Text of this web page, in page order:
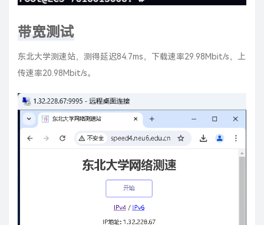
带宽测试
东北大学测速站，测得延迟84.7ms，下载速率29.98Mbit/s，上
传速率20.98Mbit/s。